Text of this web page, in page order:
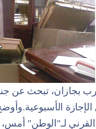
بجازان، تبحث عن
القرني لـ"الوطن"